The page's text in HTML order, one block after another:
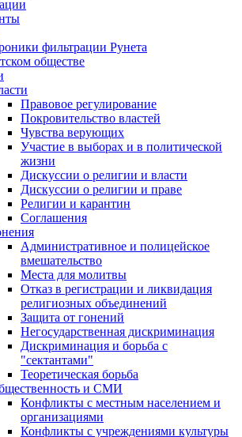
фильтрации Рунета
обществе
Правовое регулирование
Покровительство властей
Чувства верующих
Участие в выборах и в политической
жизни
Дискуссии о религии и власти
Дискуссии о религии и праве
Религии и карантин
Соглашения
Административное и полицейское
вмешательство
Места для молитвы
Отказ в регистрации и ликвидация
религиозных объединений
Защита от гонений
Негосударственная дискриминация
Дискриминация и борьба с
"сектантами"
Теоретическая борьба
и СМИ
Конфликты с местным населением и
организациями
Конфликты с учреждениями культуры